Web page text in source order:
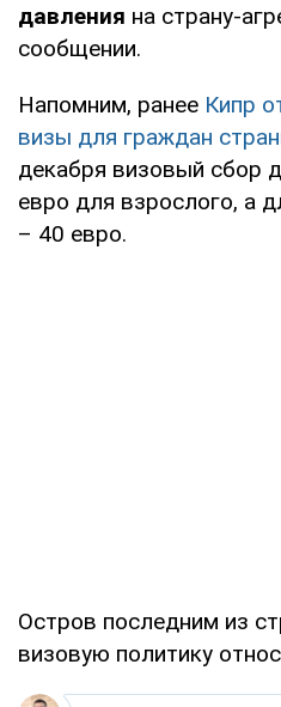
давления на страну-
сообщении.
Напомним, ранее Кипр
визы для граждан
декабря визовый сбор
евро для взрослого, а
– 40 евро.
Остров последним из
визовую политику